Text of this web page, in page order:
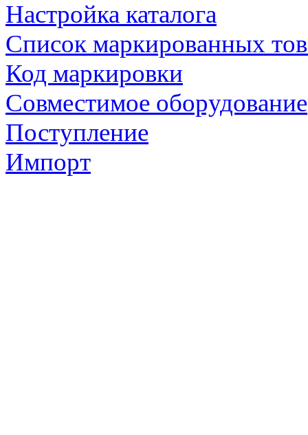
Настройка каталога
Список маркированных
Код маркировки
Совместимое оборудование
Поступление
Импорт